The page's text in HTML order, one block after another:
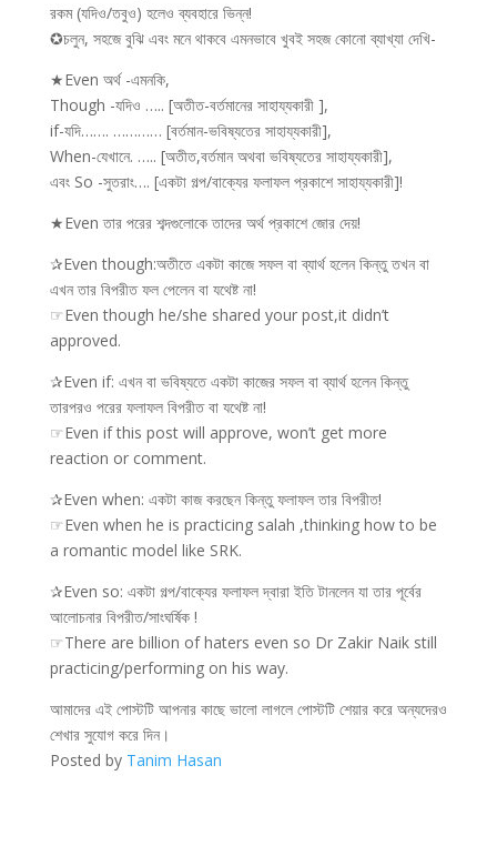
রকম (যদিও/তবুও) হলেও ব্যবহারে ভিন্ন!
✪চলুন, সহজে বুঝি এবং মনে থাকবে এমনভাবে খুবই সহজ কোনো ব্যাখ্যা দেখি-
★Even অর্থ -এমনকি,
Though -যদিও ….. [অতীত-বর্তমানের সাহায্যকারী ],
if-যদি……. ………… [বর্তমান-ভবিষ্যতের সাহায্যকারী],
When-যেখানে. ….. [অতীত,বর্তমান অথবা ভবিষ্যতের সাহায্যকারী],
এবং So -সুতরাং…. [একটা গল্প/বাক্যের ফলাফল প্রকাশে সাহায্যকারী]!
★Even তার পরের শব্দগুলোকে তাদের অর্থ প্রকাশে জোর দেয়!
✰Even though:অতীতে একটা কাজে সফল বা ব্যার্থ হলেন কিন্তু তখন বা
এখন তার বিপরীত ফল পেলেন বা যথেষ্ট না!
☞Even though he/she shared your post,it didn’t
approved.
✰Even if: এখন বা ভবিষ্যতে একটা কাজের সফল বা ব্যার্থ হলেন কিন্তু
তারপরও পরের ফলাফল বিপরীত বা যথেষ্ট না!
☞Even if this post will approve, won’t get more
reaction or comment.
✰Even when: একটা কাজ করছেন কিন্তু ফলাফল তার বিপরীত!
☞Even when he is practicing salah ,thinking how to be
a romantic model like SRK.
✰Even so: একটা গল্প/বাক্যের ফলাফল দ্বারা ইতি টানলেন যা তার পূর্বের
আলোচনার বিপরীত/সাংঘর্ষিক !
☞There are billion of haters even so Dr Zakir Naik still
practicing/performing on his way.
আমাদের এই পোস্টটি আপনার কাছে ভালো লাগলে পোস্টটি শেয়ার করে অন্যদেরও
শেখার সুযোগ করে দিন।
Posted by Tanim Hasan